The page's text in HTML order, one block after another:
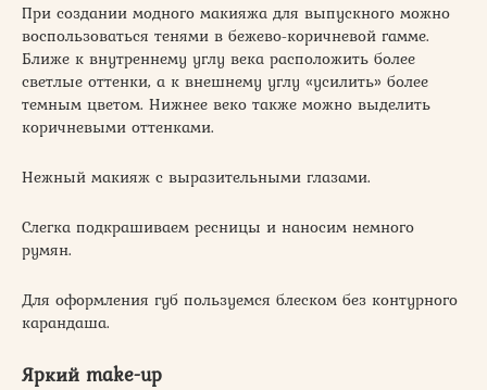
При создании модного макияжа для выпускного можно
воспользоваться тенями в бежево-коричневой гамме.
Ближе к внутреннему углу века расположить более
светлые оттенки, а к внешнему углу «усилить» более
темным цветом. Нижнее веко также можно выделить
коричневыми оттенками.
Нежный макияж с выразительными глазами.
Слегка подкрашиваем ресницы и наносим немного
румян.
Для оформления губ пользуемся блеском без контурного
карандаша.
Яркий make-up